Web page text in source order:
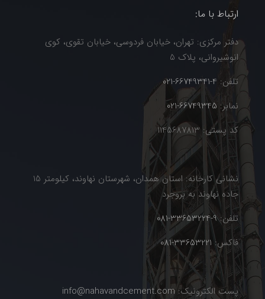
ارتباط با ما:
دفتر مرکزی: تهران، خیابان فردوسی، خیابان تقوی، کوی
انوشیروانی، پلاک 5
تلفن: 4-66749341-021
نمابر:66749345-021
کد پستی: 1145687813
نشانی کارخانه: استان همدان، شهرستان نهاوند، کیلومتر 15
جاده نهاوند به بروجرد
تلفن:9-33653224-081
فاکس: 33653221-081
پست الکترونیک: info@nahavandcement.com